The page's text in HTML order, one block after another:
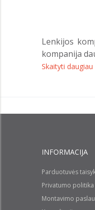
Lenkijos
kompanija
Skaityti daugiau
INFORMACIJA
Parduotuvės
Privatumo politika
Montavimo